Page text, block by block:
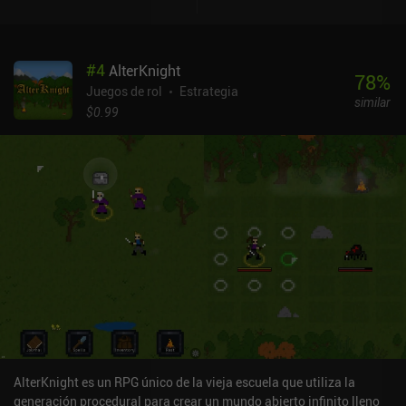
cantidad ingente de equipo que se puede mejorar de varias formas.
El mayor inconveniente (y es grave) es la fuerte monetización.
Hasta que llegues al nivel de paragón, la monetización no te
eso, el juego, por desgracia, se ralentiza significativamente.Diablo
Immortal se monetiza a través de un pase de batalla estacional y
iAPs utilizados para adquirir más fácilmente gemas legendarias
que proporcionan enormes aumentos de estadísticas. Las gemas
legendarias menos raras pueden obtenerse con relativa facilidad a
través del juego, mientras que las más raras son casi imposibles
de conseguir sin pagar una cantidad ridícula de dinero. Esto da a
los jugadores de pago una ventaja innegable. La experiencia PvE
tenido en un RPG de acción moderno para móviles. Pero si
persigues el mejor equipo, esperas ganar todos los niveles de
parangón o participar en PvP al final del juego, lo pasarás mal. Te
sugiero que te alejes por completo de la monetización y el PvP. La
forma de disfrutar del juego es como una experiencia PvE a corto
#4AlterKnight
Juegos de rol
Estrategia
$0.99
78%
similar
AlterKnight es un RPG único de la vieja escuela que utiliza la
generación procedural para crear un mundo abierto infinito lleno